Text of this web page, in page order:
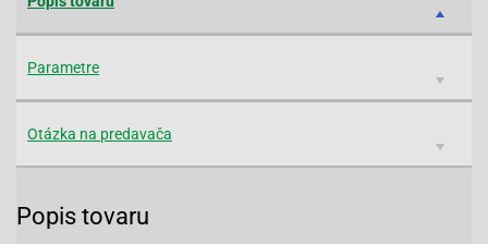
Parametre
Otázka na predavača
Popis tovaru